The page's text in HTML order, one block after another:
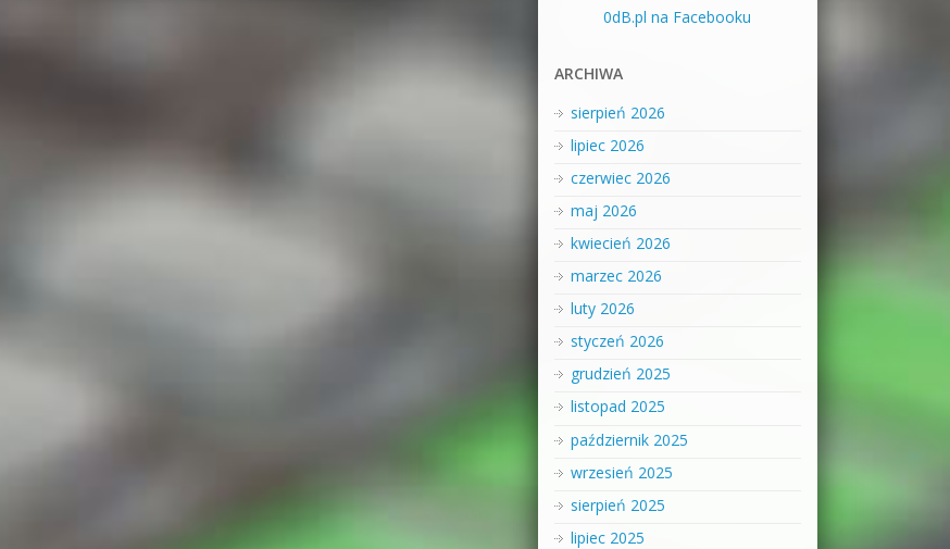
0dB.pl na Facebooku
ARCHIWA
sierpień 2026
lipiec 2026
czerwiec 2026
maj 2026
kwiecień 2026
marzec 2026
luty 2026
styczeń 2026
grudzień 2025
listopad 2025
październik 2025
wrzesień 2025
sierpień 2025
lipiec 2025